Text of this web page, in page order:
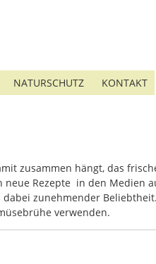
NATURSCHUTZ KONTAKT
zusammen hängt, das
Rezepte in den Medien
zunehmender
verwenden.